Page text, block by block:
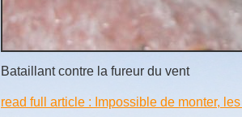
Bataillant contre la fureur du vent
read full article : Impossible de monter,